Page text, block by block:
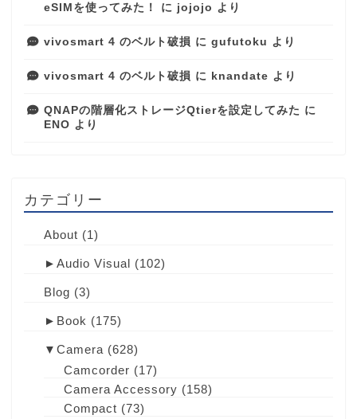
eSIMを使ってみた！
に jojojo より
vivosmart 4 のベルト破損 に gufutoku より
vivosmart 4 のベルト破損 に knandate より
QNAPの階層化ストレージQtierを設定してみた に
ENO より
カテゴリー
About (1)
► Audio Visual (102)
Blog (3)
► Book (175)
▼ Camera (628)
Camcorder (17)
Camera Accessory (158)
Compact (73)